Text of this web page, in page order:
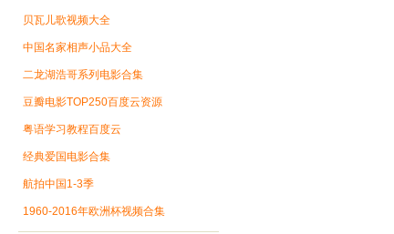
贝瓦儿歌视频大全
中国名家相声小品大全
二龙湖浩哥系列电影合集
豆瓣电影TOP250百度云资源
粤语学习教程百度云
经典爱国电影合集
航拍中国1-3季
1960-2016年欧洲杯视频合集